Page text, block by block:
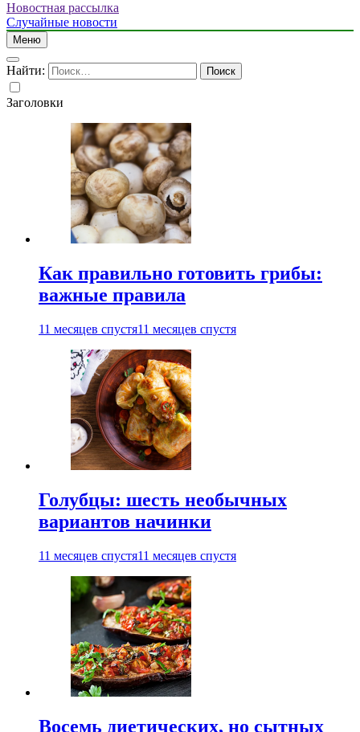
Новостная рассылка
Случайные новости
Меню
Найти:
Заголовки
Как правильно готовить грибы:
важные правила
11 месяцев спустя11 месяцев спустя
Голубцы: шесть необычных
вариантов начинки
11 месяцев спустя11 месяцев спустя
Восемь диетических, но сытных